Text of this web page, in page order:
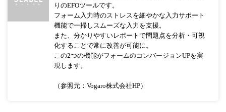
りのEFOツールです。
フォーム入力時のストレスを細やかな入力サポート
機能で一掃しスムーズな入力を支援。
また、分かりやすいレポートで問題点を分析・可視
化することで常に改善が可能に。
この2つの機能がフォームのコンバージョンUPを実
現します。
（参照元：Vogaro株式会社HP）